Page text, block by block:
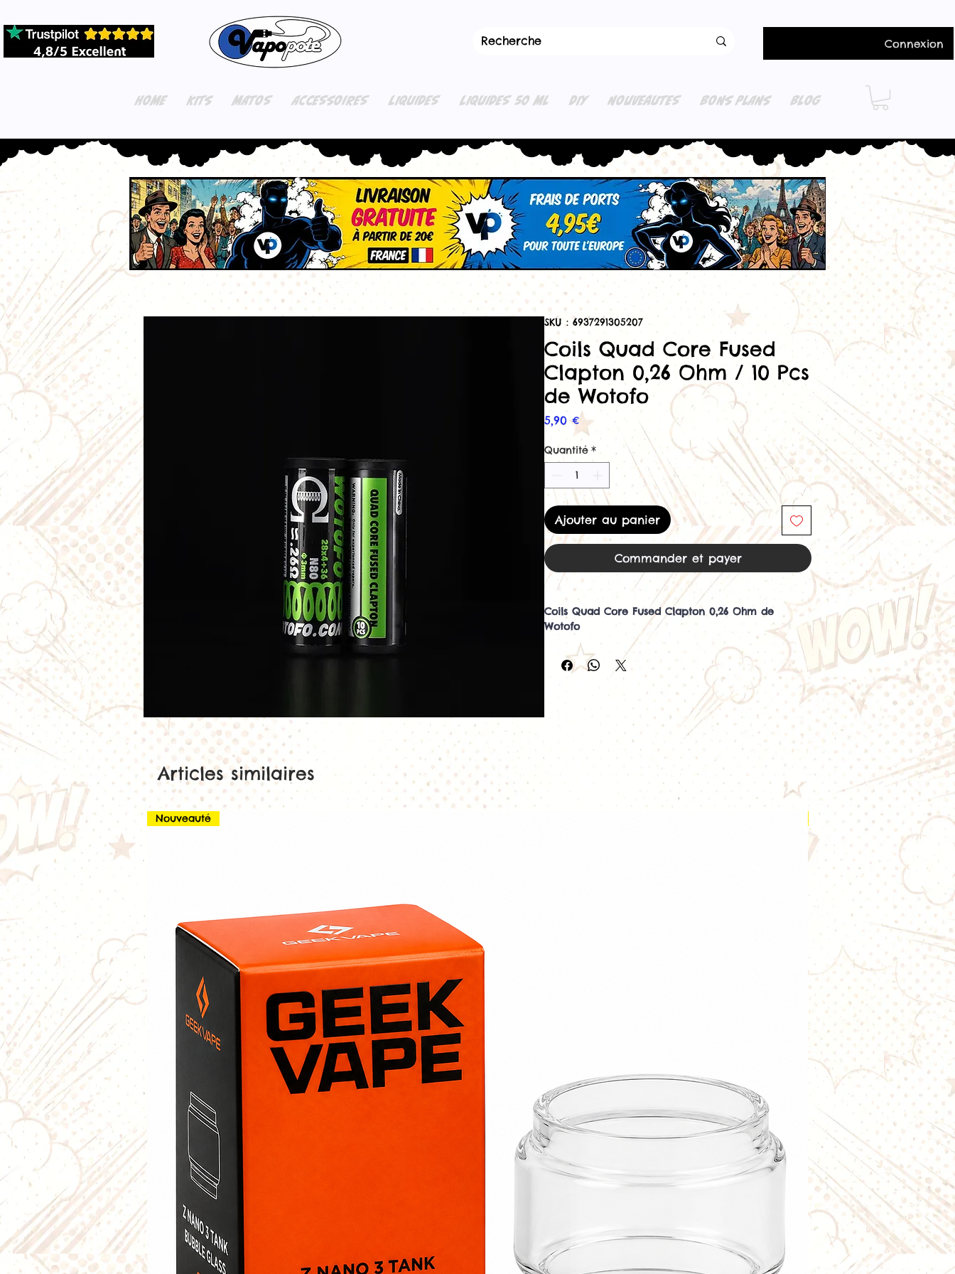
Connexion
HOME KITS MATOS ACCESSOIRES LIQUIDES LIQUIDES 50 ML DIY NOUVEAUTES BONS PLANS BLOG
SKU : 6937291305207
Coils Quad Core Fused
Clapton 0,26 Ohm / 10 Pcs
de Wotofo
5,90 €Prix
Quantité *
Ajouter au panier
Commander et payer
Coils Quad Core Fused Clapton 0,26 Ohm de
Wotofo
Vendu en boite de 10 coils pre-fabriqués.
Les coils pré-fabriqués Wotofo sont pratiques pour
ceux qui trouvent la construction de
coils ennuyeuse. Ces résistances préfabriquées
offrent une intensité de saveur exceptionnelle avec
une vaste production de vapeur. L’utilisation de
coils préfabriqués est le meilleur moyen d’éviter le
travail fastidieux. C'est là que les coils préconstruits
Wotofo entrent en jeu pour offrir une commodité
aux reconstructeurs qui n'ont parfois pas envie de
Articles similaires
Nouveauté Nouveauté